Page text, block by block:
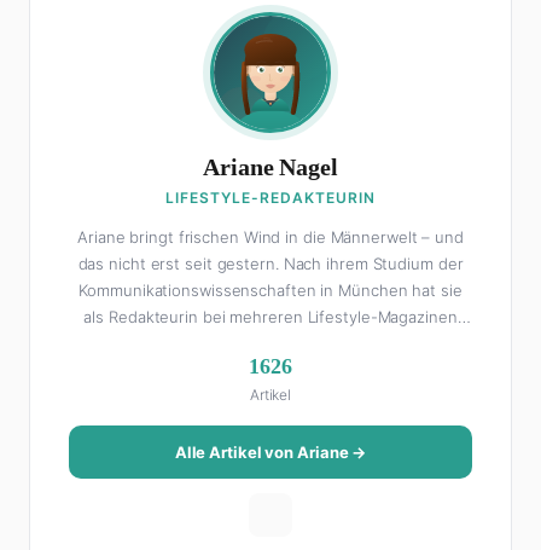
Ariane Nagel
LIFESTYLE-REDAKTEURIN
Ariane bringt frischen Wind in die Männerwelt – und
das nicht erst seit gestern. Nach ihrem Studium der
Kommunikationswissenschaften in München hat sie
als Redakteurin bei mehreren Lifestyle-Magazinen
Als Lifestyle-Redakteurin schreibt sie über alles, was
das Leben schöner macht: von Interior Design und
Reise-Tipps über Food-Trends bis hin zu
Beziehungsratgebern, die auch Männer gerne lesen.
Ihre Geheimwaffe: Sie weiß genau, was Frauen an
1626
Artikel
Alle Artikel von Ariane →